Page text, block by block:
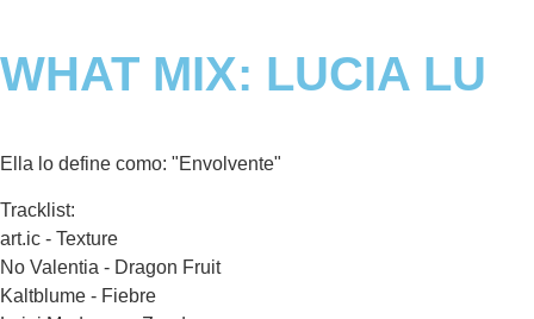
Entrevistas
Cultura
Barras Del Mes
WHAT MIX: LUCIA LU
Ella lo define como: "Envolvente"
Tracklist:
art.ic - Texture
No Valentia - Dragon Fruit
Kaltblume - Fiebre